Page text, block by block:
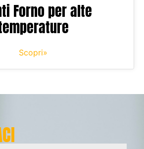
Forno per alte
Scopri»